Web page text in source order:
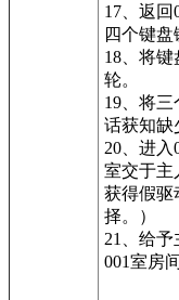
17、返
四个键盘
18、将键
轮。
19、将
话获知缺
20、进
室交于主
获得假驱
择。）
21、给
001室房